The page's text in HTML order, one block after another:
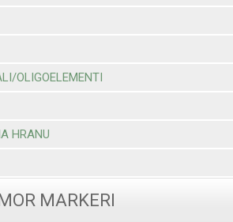
OLIGOELEMENTI
HRANU
MARKERI